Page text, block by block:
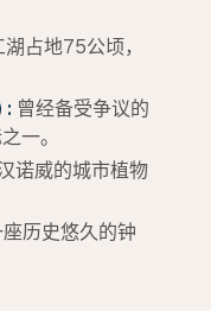
占地75公顷，
: 曾经备受争议的
一。
诺威的城市植物
历史悠久的钟